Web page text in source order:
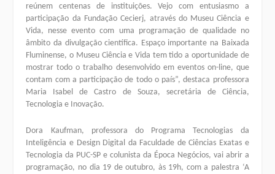
reúnem centenas de instituições. Vejo com entusiasmo a
participação da Fundação Cecierj, através do Museu Ciência e
Vida, nesse evento com uma programação de qualidade no
âmbito da divulgação científica. Espaço importante na Baixada
Fluminense, o Museu Ciência e Vida tem tido a oportunidade de
mostrar todo o trabalho desenvolvido em eventos on-line, que
contam com a participação de todo o país”, destaca professora
Maria Isabel de Castro de Souza, secretária de Ciência,
Tecnologia e Inovação.
Dora Kaufman, professora do Programa Tecnologias da
Inteligência e Design Digital da Faculdade de Ciências Exatas e
Tecnologia da PUC-SP e colunista da Época Negócios, vai abrir a
programação, no dia 19 de outubro, às 19h, com a palestra ‘A